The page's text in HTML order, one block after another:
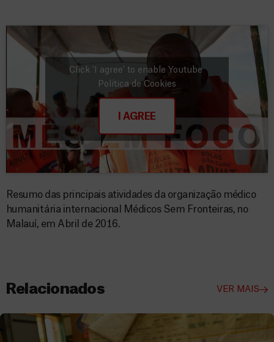
Click 'I agree' to enable Youtube
Política de Cookies
I AGREE
Resumo das principais atividades da organização médico
humanitária internacional Médicos Sem Fronteiras, no
Malauí, em Abril de 2016.
Relacionados VER MAIS